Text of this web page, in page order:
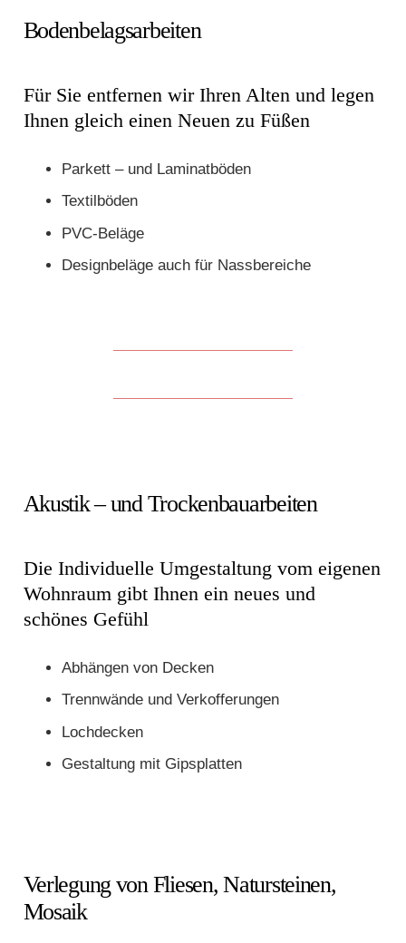
Bodenbelagsarbeiten
Für Sie entfernen wir Ihren Alten und legen
Ihnen gleich einen Neuen zu Füßen
Parkett – und Laminatböden
Textilböden
PVC-Beläge
Designbeläge auch für Nassbereiche
Akustik – und Trockenbauarbeiten
Die Individuelle Umgestaltung vom eigenen
Wohnraum gibt Ihnen ein neues und
schönes Gefühl
Abhängen von Decken
Trennwände und Verkofferungen
Lochdecken
Gestaltung mit Gipsplatten
Verlegung von Fliesen, Natursteinen,
Mosaik